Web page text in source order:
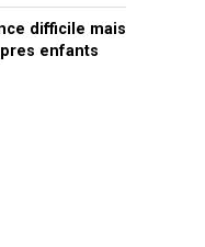
difficile mais
enfants